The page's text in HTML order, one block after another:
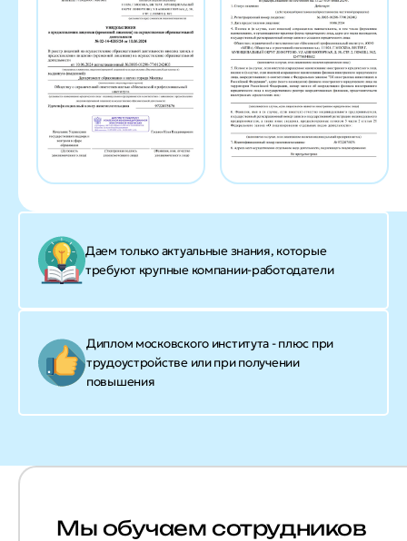
Даем только актуальные знания, которые
требуют крупные компании-работодатели
Диплом московского института - плюс при
трудоустройстве или при получении
повышения
Мы обучаем сотрудников